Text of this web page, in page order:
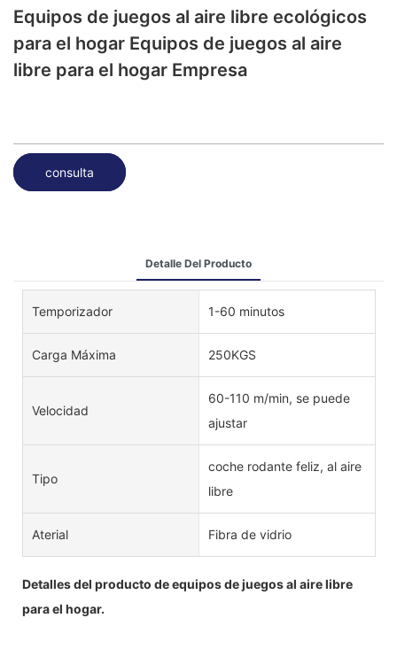
Equipos de juegos al aire libre ecológicos
para el hogar Equipos de juegos al aire
libre para el hogar Empresa
consulta
Detalle Del Producto
Temporizador 1-60 minutos
Carga Máxima 250KGS
Velocidad
60-110 m/min, se puede
ajustar
Tipo
coche rodante feliz, al aire
libre
Aterial Fibra de vidrio
Detalles del producto de equipos de juegos al aire libre
para el hogar.